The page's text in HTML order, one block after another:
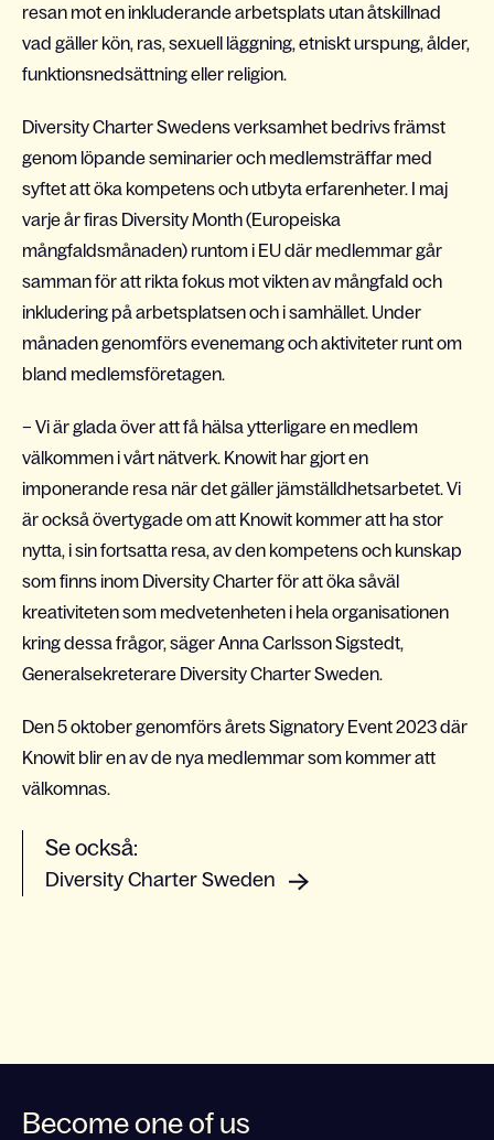
resan mot en inkluderande arbetsplats utan åtskillnad
vad gäller kön, ras, sexuell läggning, etniskt urspung, ålder,
funktionsnedsättning eller religion.
Diversity Charter Swedens verksamhet bedrivs främst
genom löpande seminarier och medlemsträffar med
syftet att öka kompetens och utbyta erfarenheter. I maj
varje år firas Diversity Month (Europeiska
mångfaldsmånaden) runtom i EU där medlemmar går
samman för att rikta fokus mot vikten av mångfald och
inkludering på arbetsplatsen och i samhället. Under
månaden genomförs evenemang och aktiviteter runt om
bland medlemsföretagen.
– Vi är glada över att få hälsa ytterligare en medlem
välkommen i vårt nätverk. Knowit har gjort en
imponerande resa när det gäller jämställdhetsarbetet. Vi
är också övertygade om att Knowit kommer att ha stor
nytta, i sin fortsatta resa, av den kompetens och kunskap
som finns inom Diversity Charter för att öka såväl
kreativiteten som medvetenheten i hela organisationen
kring dessa frågor, säger Anna Carlsson Sigstedt,
Generalsekreterare Diversity Charter Sweden.
Den 5 oktober genomförs årets Signatory Event 2023 där
Knowit blir en av de nya medlemmar som kommer att
välkomnas.
Se också:
Diversity Charter Sweden
Become one of us